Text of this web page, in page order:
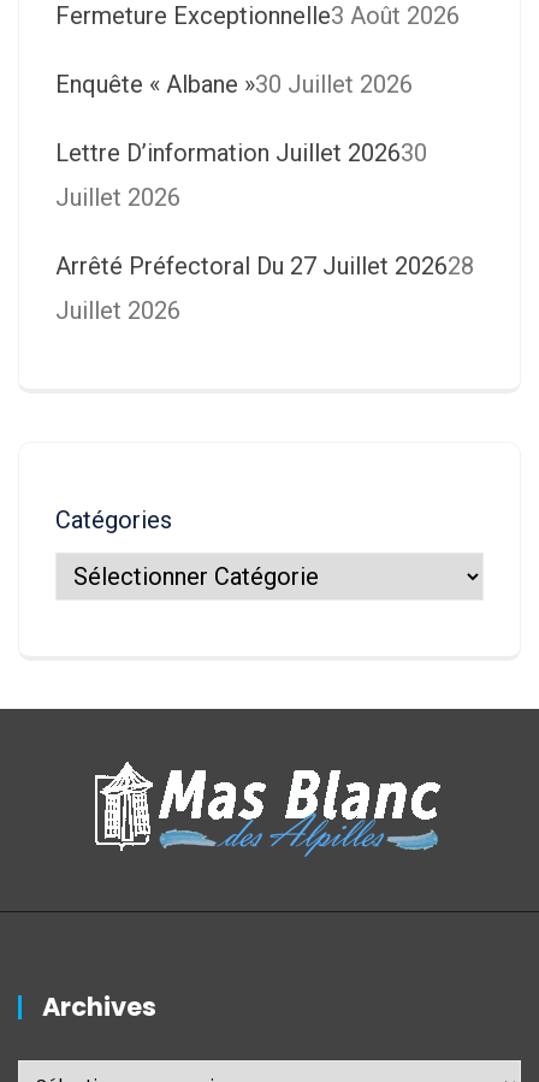
Fermeture Exceptionnelle3 Août 2026
Enquête « Albane »30 Juillet 2026
Lettre D’information Juillet 202630
Juillet 2026
Arrêté Préfectoral Du 27 Juillet 202628
Juillet 2026
Catégories
Archives